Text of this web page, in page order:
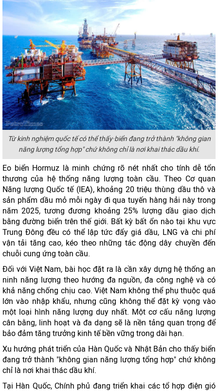
Từ kinh nghiệm quốc tế có thể thấy·biển đang trở thành "không gian
năng lượng tổng hợp" chứ không chỉ là nơi khai thác dầu khí.
Eo biển Hormuz là minh chứng rõ nét nhất cho tính dễ tổn
thương của hệ thống năng lượng toàn cầu. Theo Cơ quan
Năng lượng Quốc tế (IEA), khoảng 20 triệu thùng dầu thô và
sản phẩm dầu mỏ mỗi ngày đi qua tuyến hàng hải này trong
năm 2025, tương đương khoảng 25% lượng dầu giao dịch
bằng đường biển trên thế giới. Bất kỳ bất ổn nào tại khu vực
Trung Đông đều có thể lập tức đẩy giá dầu, LNG và chi phí
vận tải tăng cao, kéo theo những tác động dây chuyền đến
chuỗi cung ứng toàn cầu.
Đối với Việt Nam, bài học đặt ra là cần xây dựng hệ thống an
ninh năng lượng theo hướng đa nguồn, đa công nghệ và có
khả năng chống chịu cao. Việt Nam không thể phụ thuộc quá
lớn vào nhập khẩu, nhưng cũng không thể đặt kỳ vọng vào
một loại hình năng lượng duy nhất. Một cơ cấu năng lượng
cân bằng, linh hoạt và đa dạng sẽ là nền tảng quan trọng để
bảo đảm tăng trưởng kinh tế bền vững trong dài hạn.
Xu hướng phát triển của Hàn Quốc và Nhật Bản cho thấy biển
đang trở thành "không gian năng lượng tổng hợp" chứ không
chỉ là nơi khai thác dầu khí.
Tại Hàn Quốc, Chính phủ đang triển khai các tổ hợp điện gió